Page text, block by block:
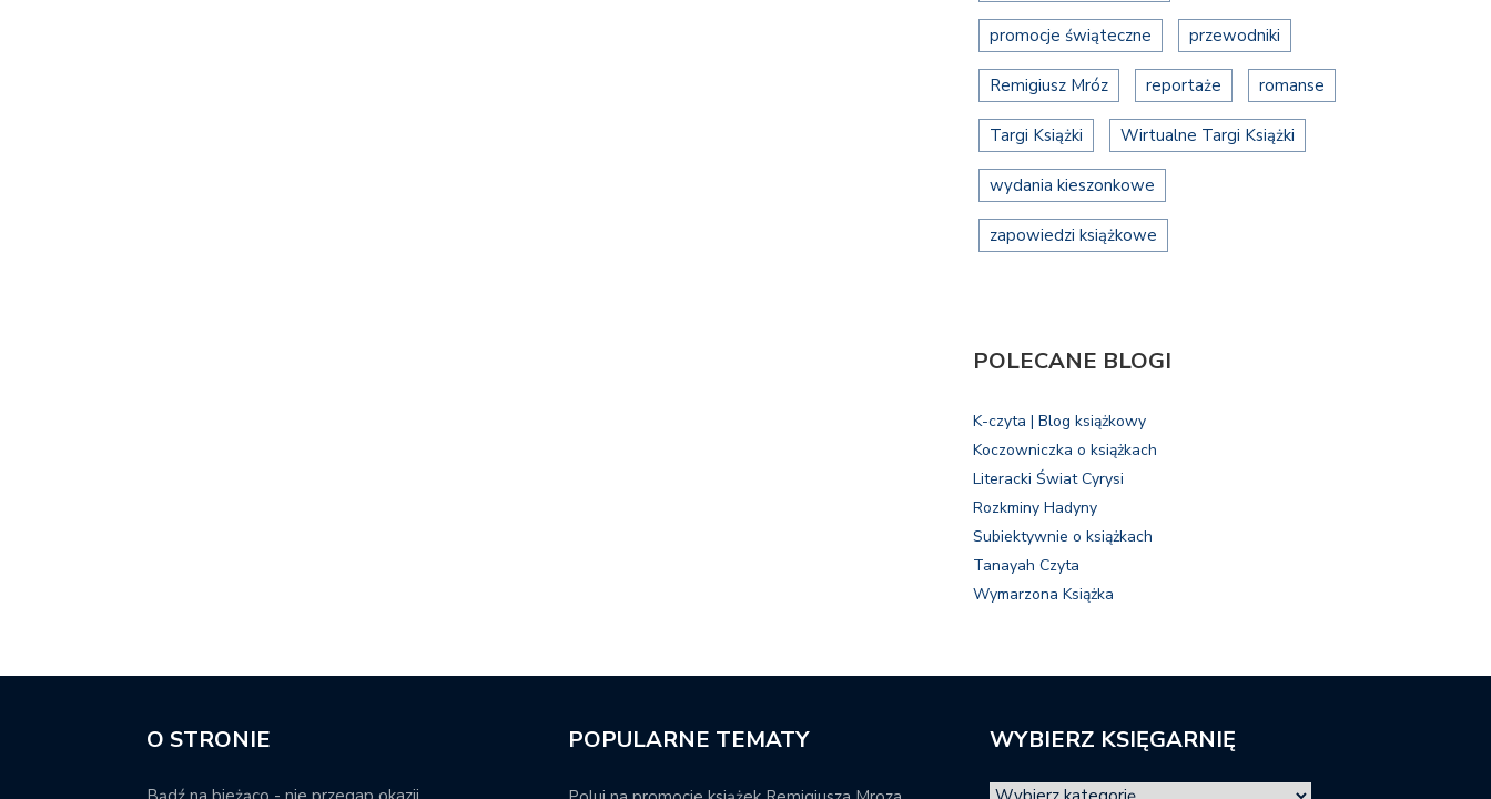
promocje świąteczne przewodniki
Remigiusz Mróz reportaże romanse
Targi Książki Wirtualne Targi Książki
wydania kieszonkowe
zapowiedzi książkowe
POLECANE BLOGI
K-czyta | Blog książkowy
Koczowniczka o książkach
Literacki Świat Cyrysi
Rozkminy Hadyny
Subiektywnie o książkach
Tanayah Czyta
Wymarzona Książka
O STRONIE POPULARNE TEMATY WYBIERZ KSIĘGARNIĘ